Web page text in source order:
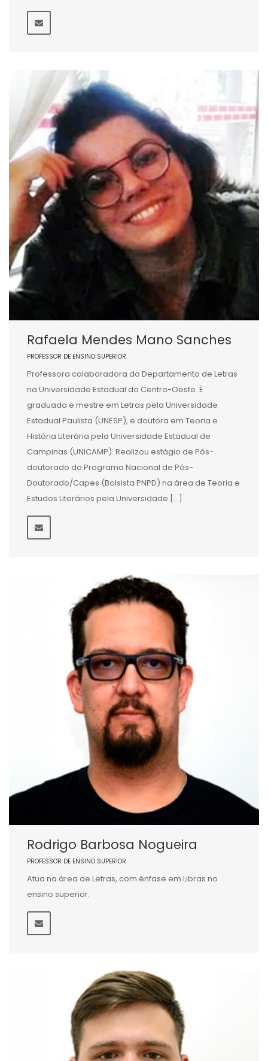
Rafaela Mendes Mano Sanches
PROFESSOR DE ENSINO SUPERIOR
Professora colaboradora do Departamento de Letras
na Universidade Estadual do Centro-Oeste. É
graduada e mestre em Letras pela Universidade
Estadual Paulista (UNESP), e doutora em Teoria e
História Literária pela Universidade Estadual de
Campinas (UNICAMP). Realizou estágio de Pós-
doutorado do Programa Nacional de Pós-
Doutorado/Capes (Bolsista PNPD) na área de Teoria e
Estudos Literários pela Universidade […]
Rodrigo Barbosa Nogueira
PROFESSOR DE ENSINO SUPERIOR
Atua na área de Letras, com ênfase em Libras no
ensino superior.